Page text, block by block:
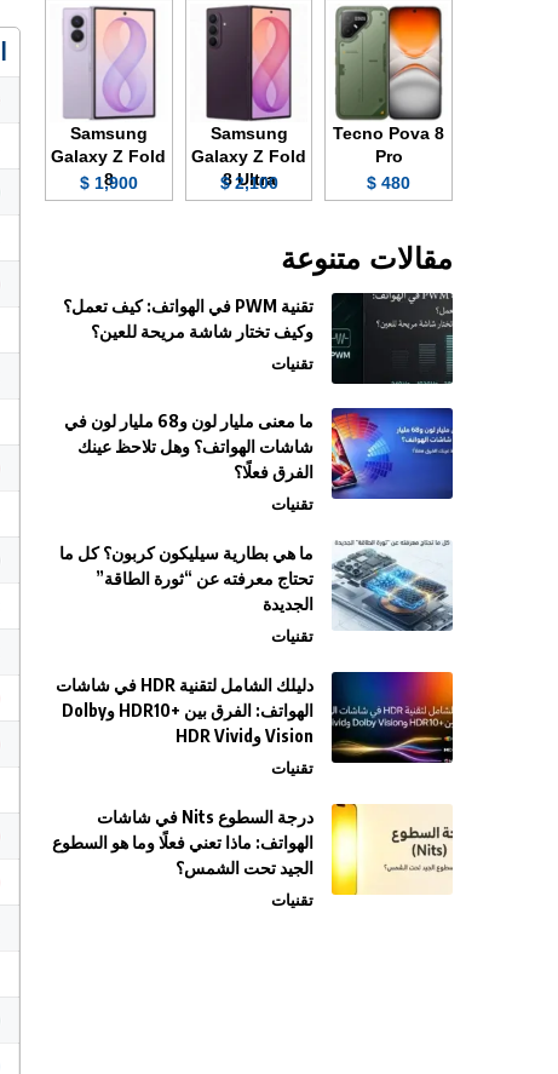
Tecno Pova 8
Pro
480 $
Samsung
Galaxy Z Fold
8 Ultra
2,100 $
Samsung
Galaxy Z Fold
8
1,900 $
مقالات متنوعة
تقنية PWM في الهواتف: كيف تعمل؟
وكيف تختار شاشة مريحة للعين؟
تقنيات
ما معنى مليار لون و68 مليار لون في
شاشات الهواتف؟ وهل تلاحظ عينك
الفرق فعلًا؟
تقنيات
ما هي بطارية سيليكون كربون؟ كل ما
تحتاج معرفته عن “ثورة الطاقة”
الجديدة
تقنيات
دليلك الشامل لتقنية HDR في شاشات
الهواتف: الفرق بين +HDR10 وDolby
Vision وHDR Vivid
تقنيات
درجة السطوع Nits في شاشات
الهواتف: ماذا تعني فعلًا وما هو السطوع
الجيد تحت الشمس؟
تقنيات